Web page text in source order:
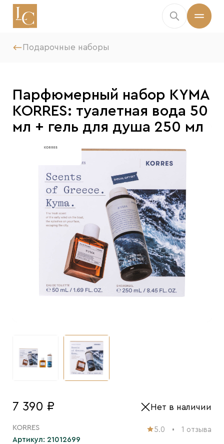
Подарочные наборы
Парфюмерный набор KYMA
KORRES: туалетная вода 50
мл + гель для душа 250 мл
7 390 ₽ Нет в наличии
5.0 1 отзыва
KORRES
Артикул: 21012699